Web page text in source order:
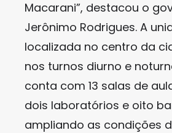
Macarani”, destacou o
Jerônimo Rodrigues. A
localizada no centro da
nos turnos diurno e
conta com 13 salas de
dois laboratórios e oito
ampliando as condições